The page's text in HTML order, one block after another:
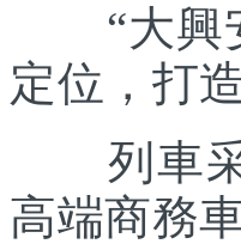
“大興安
定位，打
列車采
高端商務